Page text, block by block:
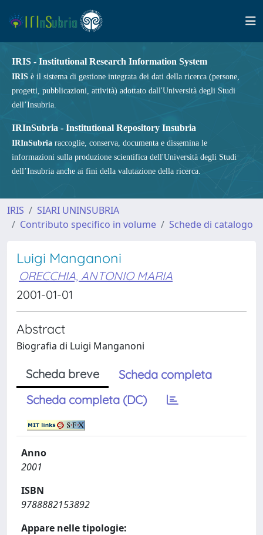
IRIS - Institutional Research Information System
IRIS è il sistema di gestione integrata dei dati della ricerca (persone,
progetti, pubblicazioni, attività) adottato dall'Università degli Studi
dell’Insubria.
IRInSubria - Institutional Repository Insubria
IRInSubria raccoglie, conserva, documenta e dissemina le
informazioni sulla produzione scientifica dell'Università degli Studi
dell’Insubria anche ai fini della valutazione della ricerca.
IRIS
SIARI UNINSUBRIA
Contributo specifico in volume
Schede di catalogo
Luigi Manganoni
ORECCHIA, ANTONIO MARIA
2001-01-01
Abstract
Biografia di Luigi Manganoni
Scheda breve
Scheda completa
Scheda completa (DC)
Anno
2001
ISBN
9788882153892
Appare nelle tipologie: